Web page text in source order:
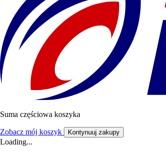
Suma częściowa koszyka
Zobacz mój koszyk Kontynuuj zakupy
Loading...